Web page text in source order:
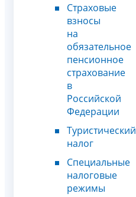
Страховые
взносы
на
обязательное
пенсионное
страхование
в
Российской
Федерации
Туристический
налог
Специальные
налоговые
режимы